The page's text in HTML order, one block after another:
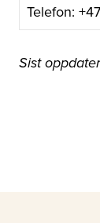
Telefon:
Sist